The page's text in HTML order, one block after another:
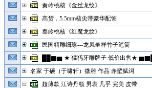
秦岭桃核《金丝龙纹》
高货，5.5mm核尖带豪华配饰
秦岭桃核《红魔龙纹》
民国精雕细琢---龙凤呈祥竹子笔筒
██▇▆ ★ 猛犸牙雕牌子 低价出售★ ▆▇█
名家 于硕（于啸轩）微雕 作品 赤壁赋词
超薄款 江诗丹顿 男表 几乎 完美 皮带